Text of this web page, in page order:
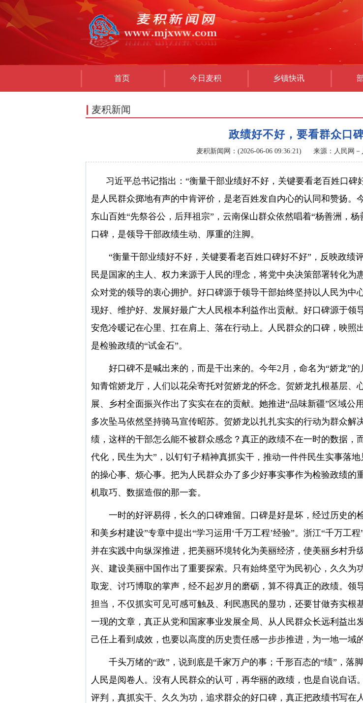
首页 今日麦积 乡镇快讯
麦积新闻
政绩好不好，要看群众口
麦积新闻网：(2026-06-06 09:36:21) 来源：人民网－
习近平总书记指出：“衡量干部业绩好不好，关键要看老百姓口碑
是人民群众掷地有声的中肯评价，是老百姓发自内心的认同和赞扬。
东山百姓“先祭谷公，后拜祖宗”，云南保山群众依然唱着“杨善洲，
口碑，是领导干部政绩生动、厚重的注脚。
“衡量干部业绩好不好，关键要看老百姓口碑好不好”，反映政绩
民是国家的主人、权力来源于人民的理念，将党中央决策部署转化
众对党的领导的衷心拥护。好口碑源于领导干部始终坚持以人民为
现好、维护好、发展好最广大人民根本利益作出贡献。好口碑源于
安危冷暖记在心里、扛在肩上、落在行动上。人民群众的口碑，映照
是检验政绩的“试金石”。
好口碑不是喊出来的，而是干出来的。今年2月，命名为“娇龙”的
知青馆娇龙厅，人们以花朵寄托对贺娇龙的怀念。贺娇龙扎根基层、
展、乡村全面振兴作出了实实在在的贡献。她推进“品味新疆”区域
多次坠马依然坚持骑马宣传昭苏。贺娇龙以扎扎实实的行动为群众
绩，这样的干部怎么能不被群众感念？真正的政绩不在一时的数据，
代化，民生为大”，以钉钉子精神真抓实干，推动一件件民生实事落
的操心事、烦心事。把为人民群众办了多少好事实事作为检验政绩
机取巧、数据造假的那一套。
一时的好评易得，长久的口碑难留。口碑是好是坏，经过历史的
和美乡村建设”专章中提出“学习运用‘千万工程’经验”。浙江“千万工
并在实践中向纵深推进，把美丽环境转化为美丽经济，使美丽乡村
兴、建设美丽中国作出了重要探索。只有始终坚守为民初心，久久为
取宠、讨巧博取的掌声，经不起岁月的磨砺，算不得真正的政绩。领
担当，不仅抓实可见可感可触及、利民惠民的显功，还要甘做夯实
一现的文章，真正从党和国家事业发展全局、从人民群众长远利益出
己任上看到成效，也要以高度的历史责任感一步步推进，为一地一域
千头万绪的“政”，说到底是千家万户的事；千形百态的“绩”，落
人民是阅卷人。没有人民群众的认可，再华丽的政绩，也是自说自
评判，真抓实干、久久为功，追求群众的好口碑，真正把政绩书写在